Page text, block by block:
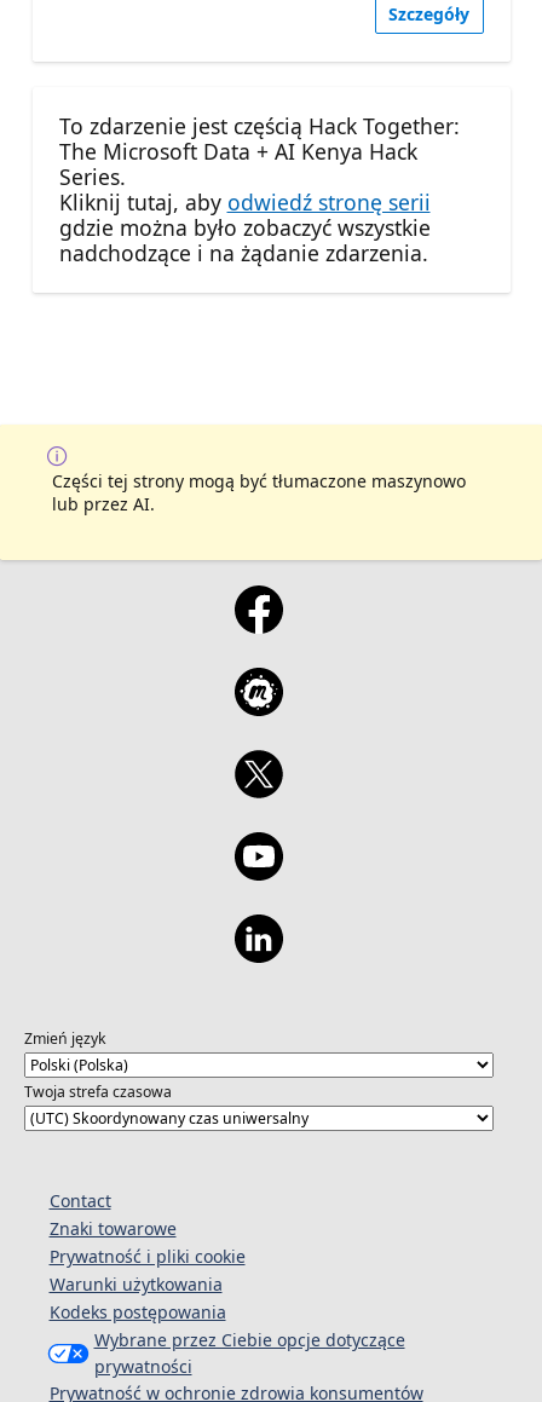
Szczegóły
To zdarzenie jest częścią Hack Together:
The Microsoft Data + AI Kenya Hack
Series.
Kliknij tutaj, aby odwiedź stronę serii
gdzie można było zobaczyć wszystkie
nadchodzące i na żądanie zdarzenia.
Części tej strony mogą być tłumaczone maszynowo
lub przez AI.
Zmień język
Twoja strefa czasowa
Contact
Znaki towarowe
Prywatność i pliki cookie
Warunki użytkowania
Kodeks postępowania
Wybrane przez Ciebie opcje dotyczące
prywatności
Prywatność w ochronie zdrowia konsumentów